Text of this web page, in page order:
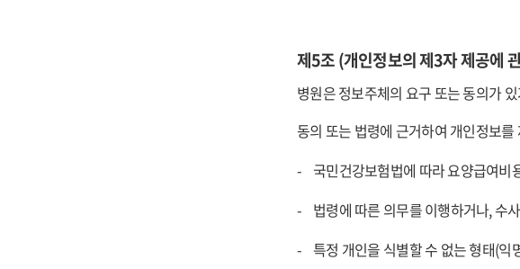
제5조 (개인정보의 제3자 제공에
병원은 정보주체의 요구 또는 동의가
동의 또는 법령에 근거하여 개인정보
국민건강보험법에 따라 요양급여비
법령에 따른 의무를 이행하거나, 수
특정 개인을 식별할 수 없는 형태(